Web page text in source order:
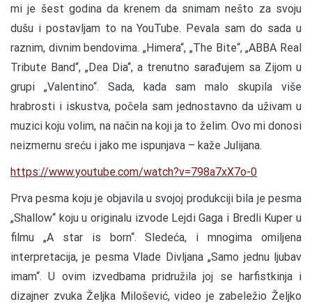
mi je šest godina da krenem da snimam nešto za svoju
dušu i postavljam to na YouTube. Pevala sam do sada u
raznim, divnim bendovima. „Himera“, „The Bite“, „ABBA Real
Tribute Band“, „Dea Dia“, a trenutno sarađujem sa Zijom u
grupi „Valentino“. Sada, kada sam malo skupila više
hrabrosti i iskustva, počela sam jednostavno da uživam u
muzici koju volim, na način na koji ja to želim. Ovo mi donosi
neizmernu sreću i jako me ispunjava – kaže Julijana.
https://www.youtube.com/watch?v=798a7xX7o-0
Prva pesma koju je objavila u svojoj produkciji bila je pesma
„Shallow“ koju u originalu izvode Lejdi Gaga i Bredli Kuper u
filmu „A star is born“. Sledeća, i mnogima omiljena
interpretacija, je pesma Vlade Divljana „Samo jednu ljubav
imam“. U ovim izvedbama pridružila joj se harfistkinja i
dizajner zvuka Željka Milošević, video je zabeležio Željko